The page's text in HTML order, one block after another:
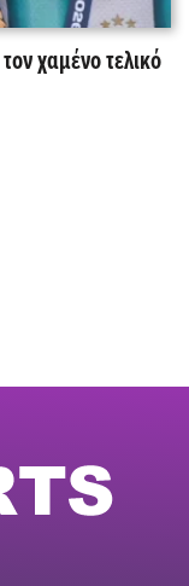
χαμένο τελικό